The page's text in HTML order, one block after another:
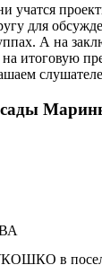
учатся
для
А на
на итоговую
сады
в